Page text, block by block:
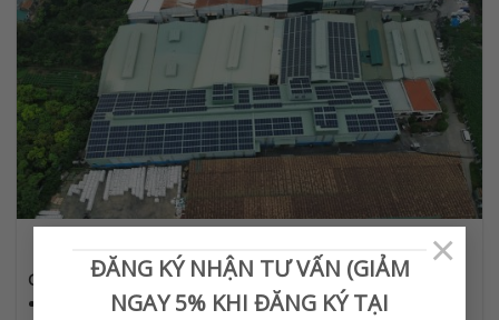
ĐĂNG KÝ NHẬN TƯ VẤN (GIẢM
NGAY 5% KHI ĐĂNG KÝ TẠI
×
Hệ thống điện mặt trời 450kWp – Như Quỳnh, Hưng Yên
Chi tiết dự án:
Công suất: 450 kWp